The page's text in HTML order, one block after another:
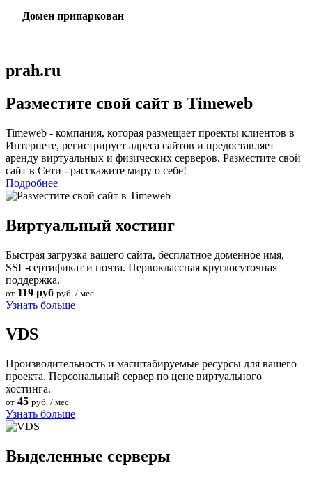
Домен припаркован
prah.ru
Разместите свой сайт в Timeweb
Timeweb - компания, которая размещает проекты клиентов в
Интернете, регистрирует адреса сайтов и предоставляет
аренду виртуальных и физических серверов. Разместите свой
сайт в Сети - расскажите миру о себе!
Подробнее
Виртуальный хостинг
Быстрая загрузка вашего сайта, бесплатное доменное имя,
SSL-сертификат и почта. Первоклассная круглосуточная
поддержка.
от 119 руб руб. / мес
Узнать больше
VDS
Производительность и масштабируемые ресурсы для вашего
проекта. Персональный сервер по цене виртуального
хостинга.
от 45 руб. / мес
Узнать больше
Выделенные серверы